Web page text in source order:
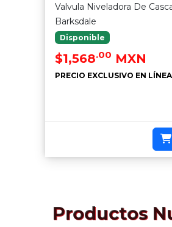
Valvula Niveladora De
Barksdale
Disponible
$1,568.00 MXN
PRECIO EXCLUSIVO EN LÍNEA
Productos